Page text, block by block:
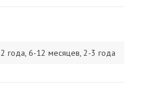
года, 6-12 месяцев, 2-3 года